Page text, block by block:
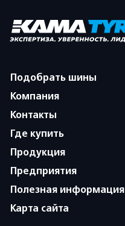
Подобрать шины
Компания
Контакты
Где купить
Продукция
Предприятия
Полезная информация
Карта сайта